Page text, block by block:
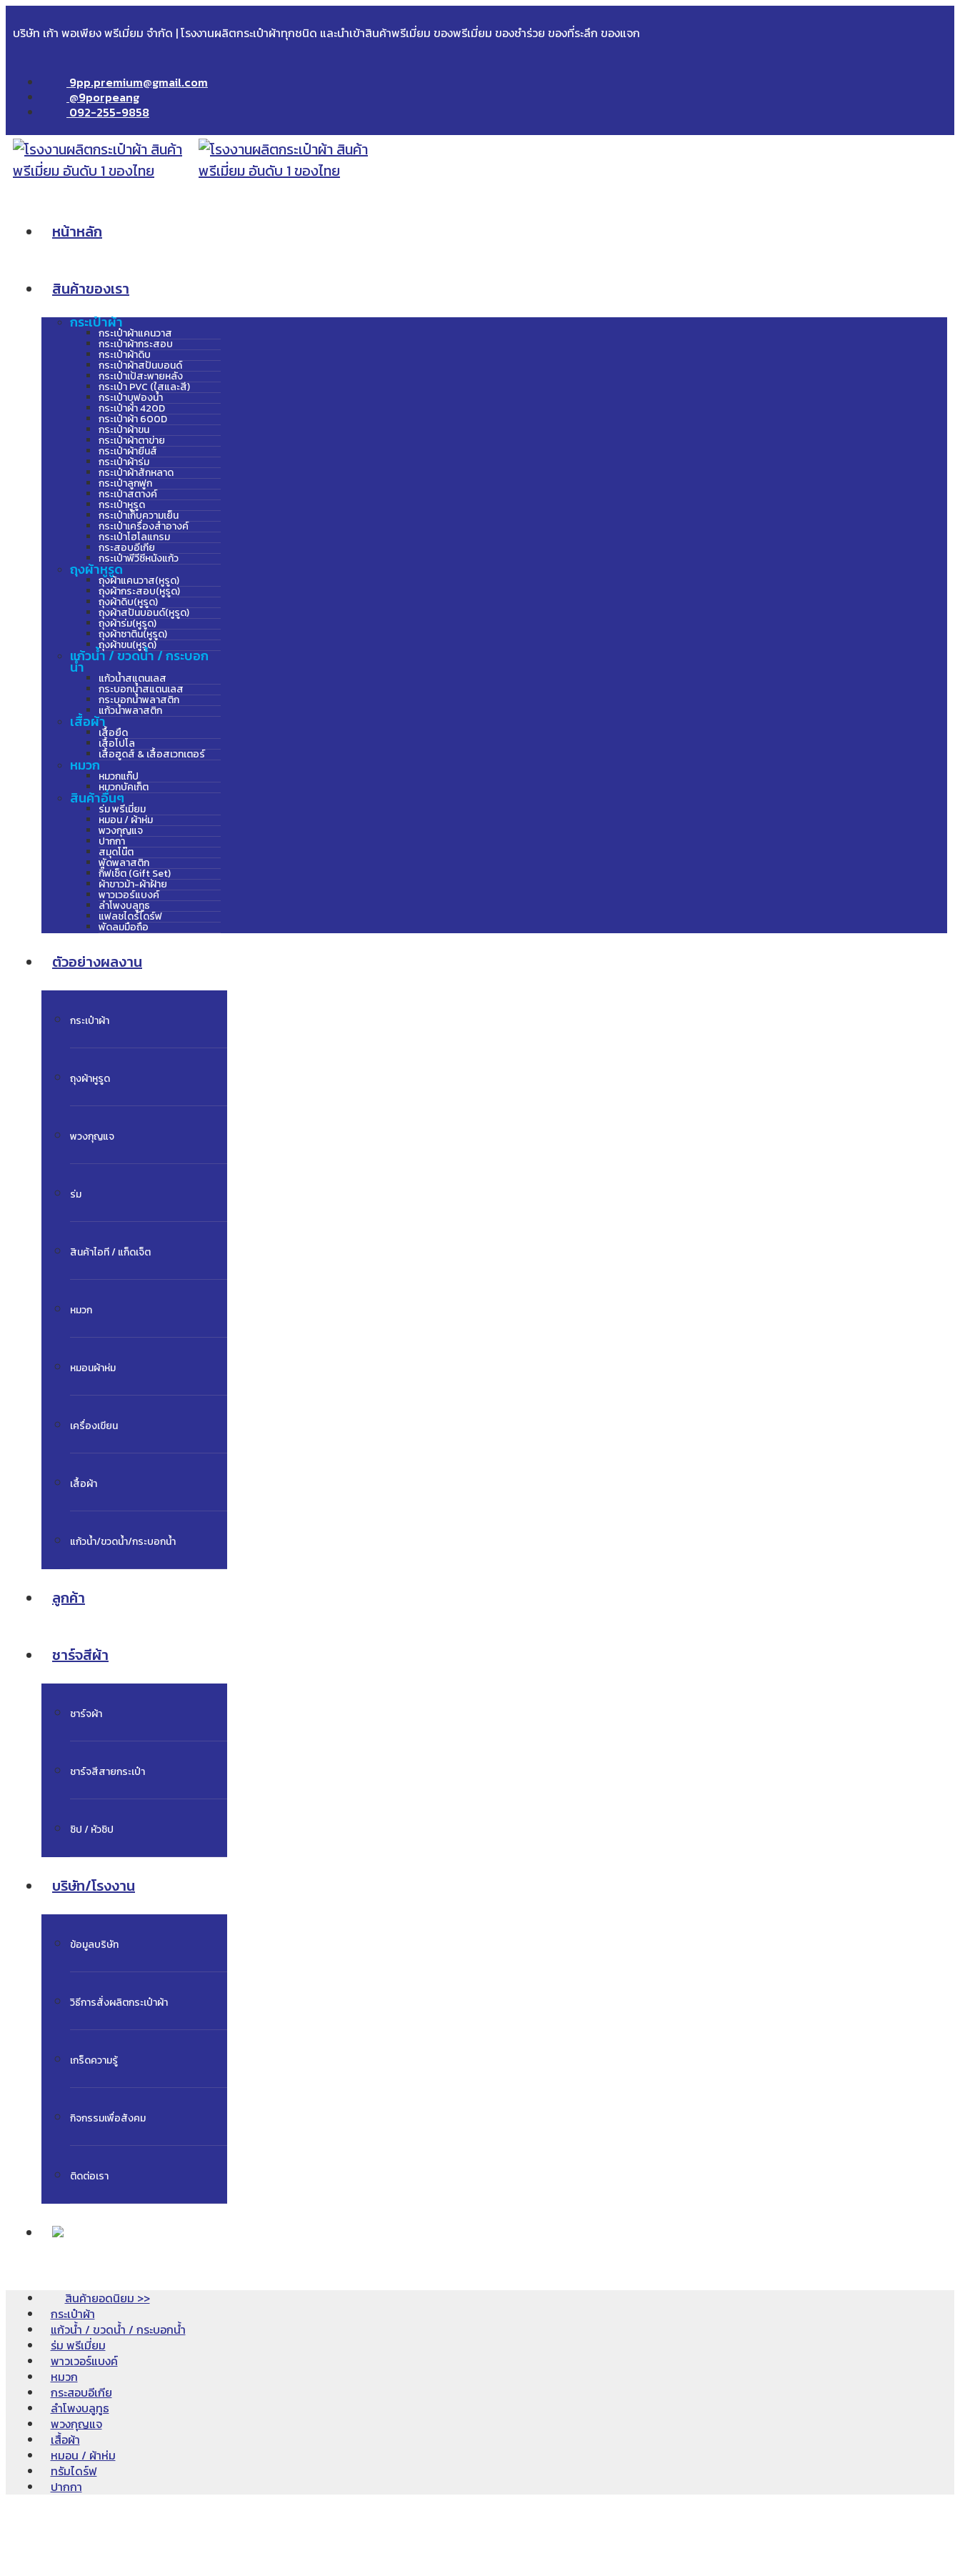
บริษัท เก้า พอเพียง พรีเมี่ยม จำกัด | โรงงานผลิตกระเป๋าผ้าทุกชนิด และนำเข้าสินค้าพรีเมี่ยม ของพรีเมี่ยม ของชำร่วย ของที่ระลึก ของแจก
9pp.premium@gmail.com
@9porpeang
092-255-9858
หน้าหลัก
สินค้าของเรา
กระเป๋าผ้า
กระเป๋าผ้าแคนวาส
กระเป๋าผ้ากระสอบ
กระเป๋าผ้าดิบ
กระเป๋าผ้าสปันบอนด์
กระเป๋าเป้สะพายหลัง
กระเป๋า PVC (ใสและสี)
กระเป๋าบุฟองน้ำ
กระเป๋าผ้า 420D
กระเป๋าผ้า 600D
กระเป๋าผ้าขน
กระเป๋าผ้าตาข่าย
กระเป๋าผ้ายีนส์
กระเป๋าผ้าร่ม
กระเป๋าผ้าสักหลาด
กระเป๋าลูกฟูก
กระเป๋าสตางค์
กระเป๋าหูรูด
กระเป๋าเก็บความเย็น
กระเป๋าเครื่องสำอางค์
กระเป๋าโฮโลแกรม
กระสอบอีเกีย
กระเป๋าพีวีซีหนังแก้ว
ถุงผ้าหูรูด
ถุงผ้าแคนวาส(หูรูด)
ถุงผ้ากระสอบ(หูรูด)
ถุงผ้าดิบ(หูรูด)
ถุงผ้าสปันบอนด์(หูรูด)
ถุงผ้าร่ม(หูรูด)
ถุงผ้าซาติน(หูรูด)
ถุงผ้าขน(หูรูด)
แก้วน้ำ / ขวดน้ำ / กระบอก
น้ำ
แก้วน้ำสแตนเลส
กระบอกน้ำสแตนเลส
กระบอกน้ำพลาสติก
แก้วน้ำพลาสติก
เสื้อผ้า
เสื้อยืด
เสื้อโปโล
เสื้อฮูดส์ & เสื้อสเวทเตอร์
หมวก
หมวกแก๊ป
หมวกบัคเก็ต
สินค้าอื่นๆ
ร่ม พรีเมี่ยม
หมอน / ผ้าห่ม
พวงกุญแจ
ปากกา
สมุดโน๊ต
พัดพลาสติก
กิ๊ฟเซ็ต (Gift Set)
ผ้าขาวม้า-ผ้าฝ้าย
พาวเวอร์แบงค์
ลำโพงบลูทูธ
แฟลชไดร์ไดร์ฟ
พัดลมมือถือ
ตัวอย่างผลงาน
กระเป๋าผ้า
ถุงผ้าหูรูด
พวงกุญแจ
ร่ม
สินค้าไอที / แก็ดเจ็ต
หมวก
หมอนผ้าห่ม
เครื่องเขียน
เสื้อผ้า
แก้วน้ำ/ขวดน้ำ/กระบอกน้ำ
ลูกค้า
ชาร์จสีผ้า
ชาร์จผ้า
ชาร์จสีสายกระเป๋า
ซิป / หัวซิป
บริษัท/โรงงาน
ข้อมูลบริษัท
วิธีการสั่งผลิตกระเป๋าผ้า
เกร็ดความรู้
กิจกรรมเพื่อสังคม
ติดต่อเรา
สินค้ายอดนิยม >>
กระเป๋าผ้า
แก้วน้ำ / ขวดน้ำ / กระบอกน้ำ
ร่ม พรีเมี่ยม
พาวเวอร์แบงค์
หมวก
กระสอบอีเกีย
ลำโพงบลูทูธ
พวงกุญแจ
เสื้อผ้า
หมอน / ผ้าห่ม
ทรัมไดร์ฟ
ปากกา